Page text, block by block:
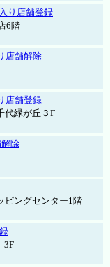
り店舗登録
6階
店舗解除
店舗登録
代緑が丘３F
除
ングセンター1階
3F